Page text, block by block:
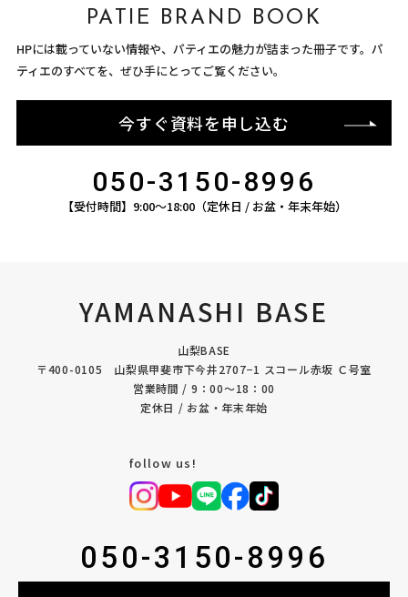
PATIE BRAND BOOK
HPには載っていない情報や、パティエの魅力が詰まった冊子です。パ
ティエのすべてを、ぜひ手にとってご覧ください。
今すぐ資料を申し込む
050-3150-8996
【受付時間】9:00〜18:00（定休日 / お盆・年末年始）
YAMANASHI BASE
山梨BASE
〒400-0105 山梨県甲斐市下今井2707−1 スコール赤坂 Ｃ号室
営業時間 / 9：00〜18：00
定休日 / お盆・年末年始
follow us!
050-3150-8996